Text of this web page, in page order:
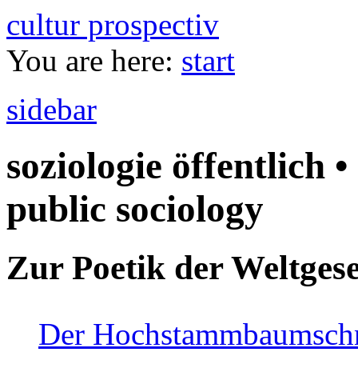
cultur prospectiv
You are here: start
sidebar
soziologie öffentlich
public sociology
Zur Poetik der
Der